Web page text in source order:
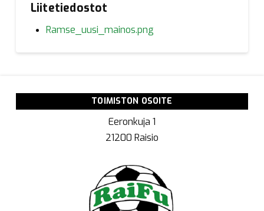
Liitetiedostot
Ramse_uusi_mainos.png
TOIMISTON OSOITE
Eeronkuja 1
21200 Raisio